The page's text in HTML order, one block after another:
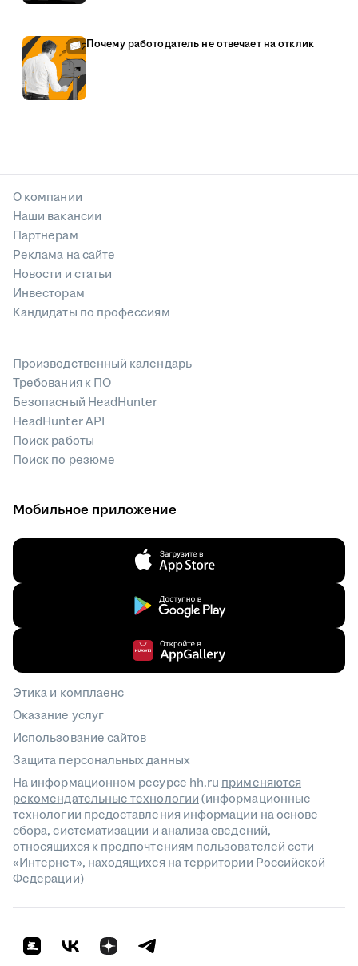
Почему работодатель не отвечает на отклик
О компании
Наши вакансии
Партнерам
Реклама на сайте
Новости и статьи
Инвесторам
Кандидаты по профессиям
Производственный календарь
Требования к ПО
Безопасный HeadHunter
HeadHunter API
Поиск работы
Поиск по резюме
Мобильное приложение
Этика и комплаенс
Оказание услуг
Использование сайтов
Защита персональных данных
На информационном ресурсе hh.ru применяются
рекомендательные технологии(информационные
технологии предоставления информации на основе
сбора, систематизации и анализа сведений,
относящихся к предпочтениям пользователей сети
«Интернет», находящихся на территории Российской
Федерации)